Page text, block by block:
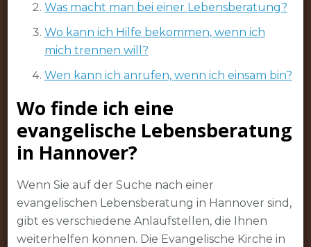
Was macht man bei einer Lebensberatung?
Wo kann ich Hilfe bekommen, wenn ich
mich trennen will?
Wen kann ich anrufen, wenn ich einsam bin?
Wo finde ich eine
evangelische Lebensberatung
in Hannover?
Wenn Sie auf der Suche nach einer
evangelischen Lebensberatung in Hannover sind,
gibt es verschiedene Anlaufstellen, die Ihnen
weiterhelfen können. Die Evangelische Kirche in